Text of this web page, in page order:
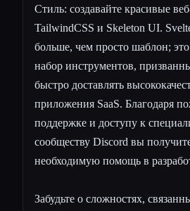
Стиль: создавайте красивые
TailwindCSS и Skeleton UI.
больше, чем просто шаблон;
набор инструментов,
быстро доставлять
приложения SaaS. Благодаря
поддержке и доступу к
сообществу Discord вы
необходимую помощь в
Забудьте о сложностях,